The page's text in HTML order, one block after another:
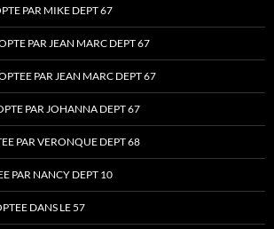
PAR MIKE DEPT 67
PAR JEAN MARC DEPT 67
PAR JEAN MARC DEPT 67
PAR JOHANNA DEPT 67
PAR VERONQUE DEPT 68
PAR NANCY DEPT 10
DANS LE 57